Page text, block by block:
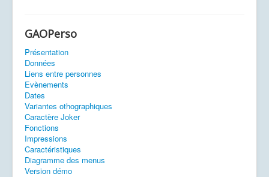
la
Logiciels
Association GAO
Contacts
Documentation
Vous êtes ici :
GAOPerso
Présentation
Données
Liens entre personnes
Evènements
Dates
Variantes othographiques
Caractère Joker
Fonctions
Impressions
Caractéristiques
Diagramme des menus
Version démo